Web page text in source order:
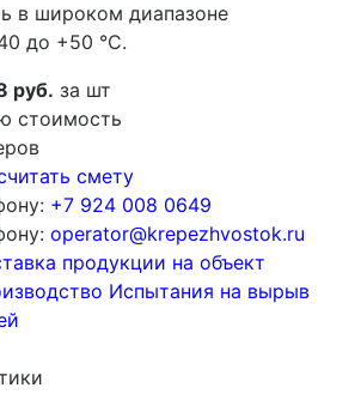
в широком диапазоне
до +50 °C.
руб. за шт
стоимость
смету
+7 924 008 0649
operator@krepezhvostok.ru
продукции на объект
Испытания на вырыв